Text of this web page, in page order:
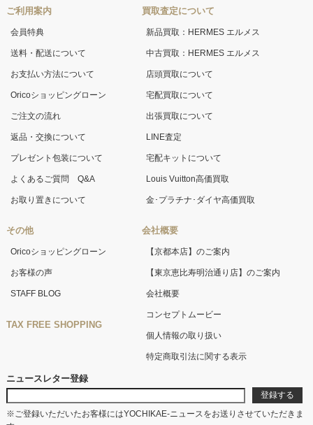
ご利用案内
会員特典
送料・配送について
お支払い方法について
Oricoショッピングローン
ご注文の流れ
返品・交換について
プレゼント包装について
よくあるご質問 Q&A
お取り置きについて
その他
Oricoショッピングローン
お客様の声
STAFF BLOG
TAX FREE SHOPPING
買取査定について
新品買取：HERMES エルメス
中古買取：HERMES エルメス
店頭買取について
宅配買取について
出張買取について
LINE査定
宅配キットについて
Louis Vuitton高価買取
金･プラチナ･ダイヤ高価買取
会社概要
【京都本店】のご案内
【東京恵比寿明治通り店】のご案内
会社概要
コンセプトムービー
個人情報の取り扱い
特定商取引法に関する表示
ニュースレター登録
※ご登録いただいたお客様にはYOCHIKAE-ニュースをお送りさせていただきま